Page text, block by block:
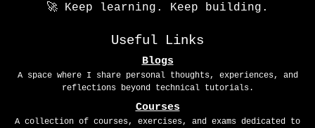
🚀 Keep learning. Keep building.
Useful Links
Blogs
A space where I share personal thoughts, experiences, and
reflections beyond technical tutorials.
Courses
A collection of courses, exercises, and exams dedicated to